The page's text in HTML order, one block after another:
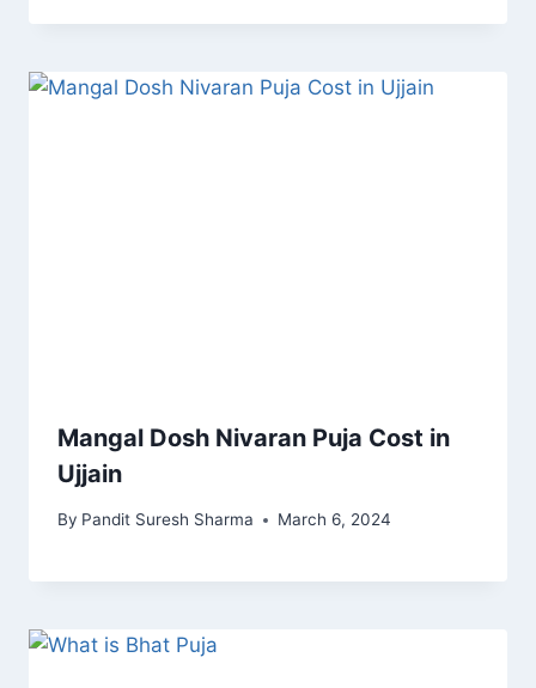
Mangal Dosh Nivaran Puja Cost in
Ujjain
By Pandit Suresh Sharma March 6, 2024